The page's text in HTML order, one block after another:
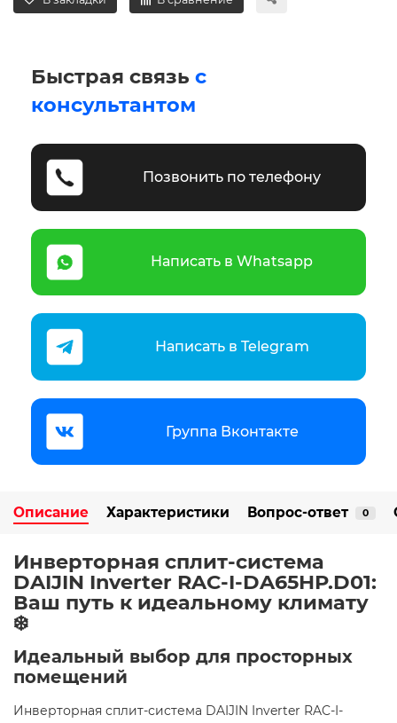
Быстрая связь с
консультантом
Позвонить по телефону
Написать в Whatsapp
Написать в Telegram
Группа Вконтакте
Описание Характеристики Вопрос-ответ 0
Инверторная сплит-система
DAIJIN Inverter RAC-I-DA65HP.D01:
Ваш путь к идеальному климату
️❄️
Идеальный выбор для просторных
помещений
Инверторная сплит-система DAIJIN Inverter RAC-I-